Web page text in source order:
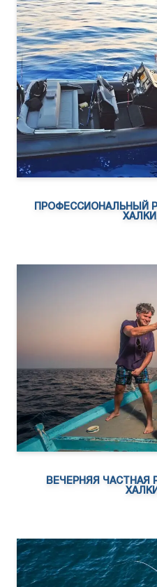
ПРОФЕССИОНАЛЬНЫЙ
ВЕЧЕРНЯЯ ЧАСТНАЯ